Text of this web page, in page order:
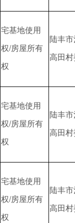
宅基地使用
权/房屋所有
权
陆丰
高田
宅基地使用
权/房屋所有
权
陆丰
高田
宅基地使用
权/房屋所有
权
陆丰
高田